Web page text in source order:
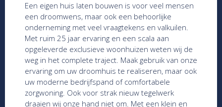
Een eigen huis laten bouwen is voor veel mensen
een droomwens, maar ook een behoorlijke
onderneming met veel vraagtekens en valkuilen.
Met ruim 25 jaar ervaring en een scala aan
opgeleverde exclusieve woonhuizen weten wij de
weg in het complete traject. Maak gebruik van onze
ervaring om uw droomhuis te realiseren, maar ook
uw moderne bedrijfspand of comfortabele
zorgwoning. Ook voor strak nieuw tegelwerk
draaien wij onze hand niet om. Met een klein en